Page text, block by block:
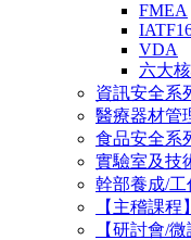
FMEA
VDA
六大
資訊安全系
醫療器材管
食品安全系
實驗室及技
幹部養成/工
【主稽課程
【研討會/